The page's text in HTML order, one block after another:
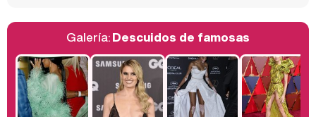
Galería:Descuidos de famosas